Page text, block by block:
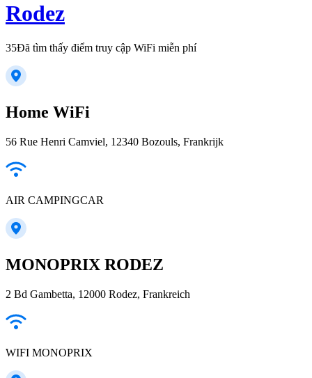
Rodez
35Đã tìm thấy điểm truy cập WiFi miễn phí
Home WiFi
56 Rue Henri Camviel, 12340 Bozouls, Frankrijk
AIR CAMPINGCAR
MONOPRIX RODEZ
2 Bd Gambetta, 12000 Rodez, Frankreich
WIFI MONOPRIX